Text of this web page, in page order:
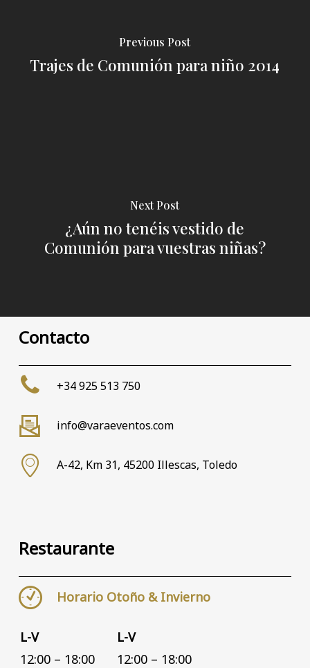
Previous Post
Trajes de Comunión para niño 2014
Next Post
¿Aún no tenéis vestido de
Comunión para vuestras niñas?
Contacto
+34 925 513 750
info@varaeventos.com
A-42, Km 31, 45200 Illescas, Toledo
Restaurante
Horario Otoño & Invierno
L-V
12:00 – 18:00
L-V
12:00 – 18:00